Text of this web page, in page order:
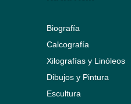
Biografía
Calcografía
Xilografías y Linóleos
Dibujos y Pintura
Escultura